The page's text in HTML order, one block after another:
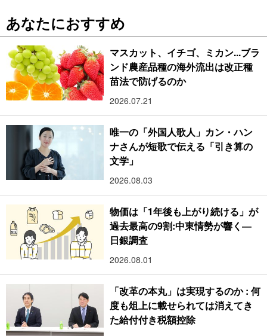
あなたにおすすめ
マスカット、イチゴ、ミカン...ブラ
ンド農産品種の海外流出は改正種
苗法で防げるのか
2026.07.21
唯一の「外国人歌人」カン・ハン
ナさんが短歌で伝える「引き算の
文学」
2026.08.03
物価は「1年後も上がり続ける」が
過去最高の9割:中東情勢が響く―
日銀調査
2026.08.01
「改革の本丸」は実現するのか : 何
度も俎上に載せられては消えてき
た給付付き税額控除